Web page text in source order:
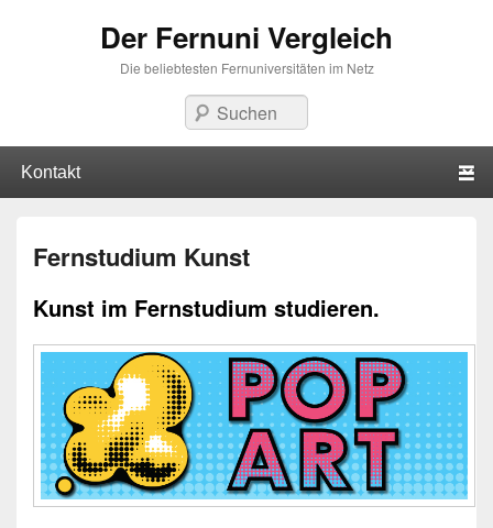
Der Fernuni Vergleich
Die beliebtesten Fernuniversitäten im Netz
Suchen
Fernstudium Kunst
Kunst im Fernstudium studieren.